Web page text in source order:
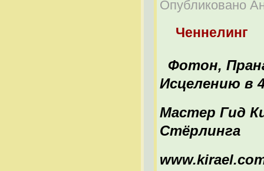
Опубликовано
Ченнелинг
Фотон,
Исцелению в
Мастер Гид
Стёрлинга